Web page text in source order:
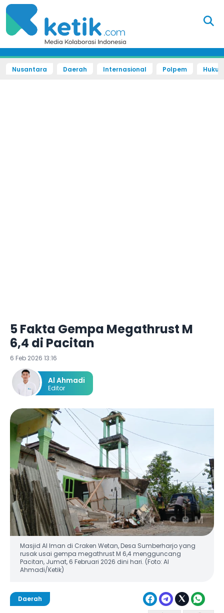
Nusantara Daerah Internasional Polpem
5 Fakta Gempa Megathrust M
6,4 di Pacitan
6 Feb 2026 13:16
Al Ahmadi
Editor
Masjid Al Iman di Craken Wetan, Desa Sumberharjo yang
rusak usai gempa megathrust M 6,4 mengguncang
Pacitan, Jumat, 6 Februari 2026 dini hari. (Foto: Al
Ahmadi/Ketik)
Daerah